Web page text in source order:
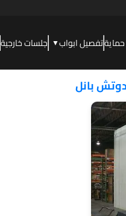
تفصيل ابواب▼ جلسات خارجية
بانل